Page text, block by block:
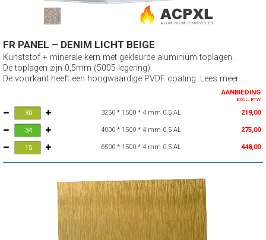
FR PANEL – DENIM LICHT BEIGE
Kunststof + minerale kern met gekleurde aluminium toplagen.
De toplagen zijn 0,5mm (5005 legering).
De voorkant heeft een hoogwaardige PVDF coating. Lees meer...
AANBIEDING
EXCL. BTW
3250 * 1500 * 4 mm 0,5 AL 219,00
4000 * 1500 * 4 mm 0,5 AL 275,00
6500 * 1500 * 4 mm 0,5 AL 448,00